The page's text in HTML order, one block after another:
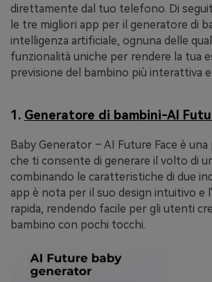
direttamente dal tuo telefono. Di
le tre migliori app per il generatore di
intelligenza artificiale, ognuna delle
funzionalità uniche per rendere la tua
previsione del bambino più interattiva
1. Generatore di bambini-AI
Baby Generator – AI Future Face è
che ti consente di generare il volto di
combinando le caratteristiche di due
app è nota per il suo design intuitivo e
rapida, rendendo facile per gli utenti
bambino con pochi tocchi.